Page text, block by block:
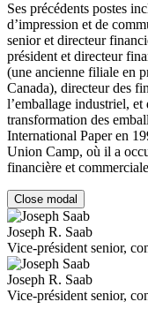
Ses précédents postes
d’impression et de
senior et directeur
président et directeur
(une ancienne filiale en
Canada), directeur des
l’emballage industriel,
transformation des
International Paper en
Union Camp, où il a
financière et
Close modal
Joseph R. Saab
Vice-président senior,
Joseph R. Saab
Vice-président senior,